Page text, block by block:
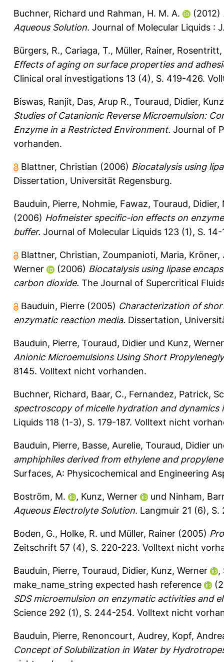
Buchner, Richard und Rahman, H. M. A. (2012)
Aqueous Solution. Journal of Molecular Liquids :
Bürgers, R., Cariaga, T., Müller, Rainer,
Effects of aging on surface properties and
Clinical oral investigations 13 (4), S. 419-426.
Biswas, Ranjit, Das, Arup R., Touraud, Didier,
Studies of Catanionic Reverse Microemulsion:
Enzyme in a Restricted Environment. Journal of
vorhanden.
Blattner, Christian (2006) Biocatalysis using
Dissertation, Universität Regensburg.
Bauduin, Pierre, Nohmie, Fawaz, Touraud, Didier,
(2006) Hofmeister specific-ion effects on
buffer. Journal of Molecular Liquids 123 (1), S.
Blattner, Christian, Zoumpanioti, Maria, Kröner,
Werner
(2006) Biocatalysis using lipase
carbon dioxide. The Journal of Supercritical
Bauduin, Pierre (2005) Characterization of
enzymatic reaction media. Dissertation,
Bauduin, Pierre, Touraud, Didier und Kunz, Werner
Anionic Microemulsions Using Short
8145. Volltext nicht vorhanden.
Buchner, Richard, Baar, C., Fernandez, Patrick,
spectroscopy of micelle hydration and
Liquids 118 (1-3), S. 179-187. Volltext nicht
Bauduin, Pierre, Basse, Aurelie, Touraud, Didier
amphiphiles derived from ethylene and
Surfaces, A: Physicochemical and Engineering
Boström, M. , Kunz, Werner und Ninham,
Aqueous Electrolyte Solution. Langmuir 21 (6),
Boden, G., Holke, R. und Müller, Rainer (2005)
Zeitschrift 57 (4), S. 220-223. Volltext nicht
Bauduin, Pierre, Touraud, Didier, Kunz, Werner ,
make_name_string expected hash reference
SDS microemulsion on enzymatic activities and
Science 292 (1), S. 244-254. Volltext nicht
Bauduin, Pierre, Renoncourt, Audrey, Kopf,
Concept of Solubilization in Water by